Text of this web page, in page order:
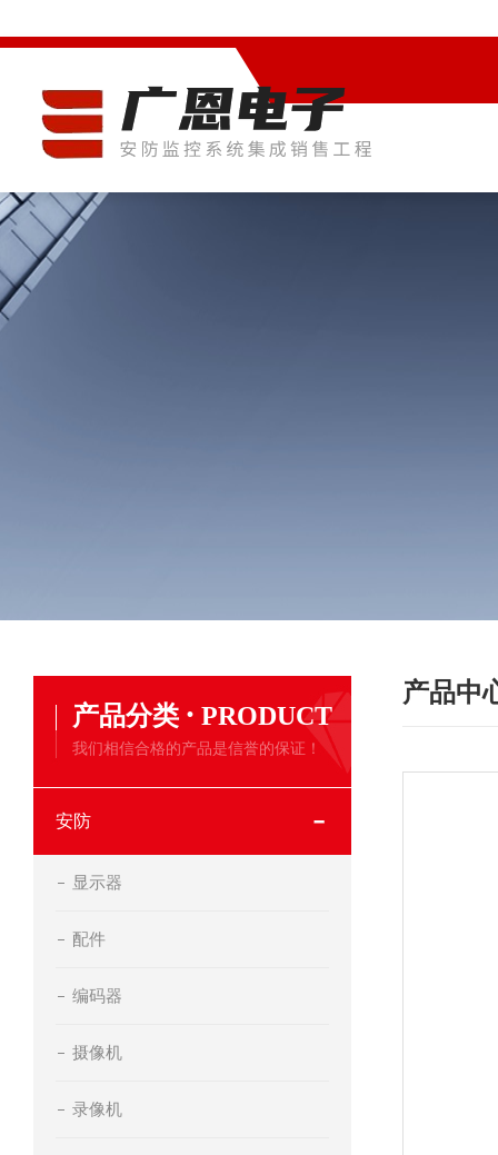
产品分类 · PRODUCT
我们相信合格的产品是信誉的保证！
安防
显示器
配件
编码器
摄像机
录像机
产品中